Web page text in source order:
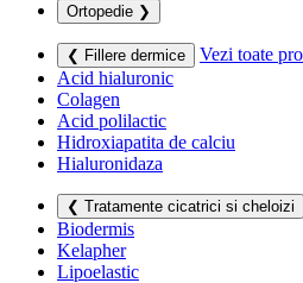
Ortopedie ❯
❮ Fillere dermice
Vezi toate
Acid hialuronic
Colagen
Acid polilactic
Hidroxiapatita de calciu
Hialuronidaza
❮ Tratamente cicatrici si cheloizi
Biodermis
Kelapher
Lipoelastic